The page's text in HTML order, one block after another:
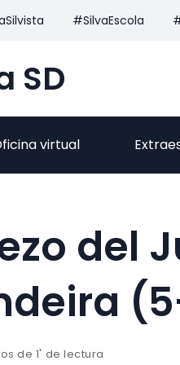
#SilvaEscola
SD
virtual
del
de 1' de lectura